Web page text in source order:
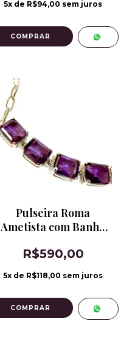
5x de R$94,00 sem juros
COMPRAR
Pulseira Roma
Ametista com Banho
R$590,00
5x de R$118,00 sem juros